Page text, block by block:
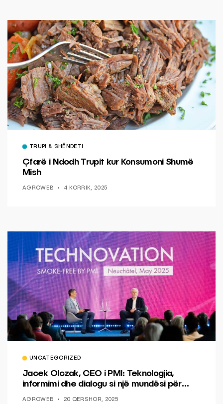
TRUPI & SHËNDETI
Çfarë i Ndodh Trupit kur Konsumoni Shumë
Mish
AGROWEB 4 KORRIK, 2025
UNCATEGORIZED
Jacek Olczak, CEO i PMI: Teknologjia,
informimi dhe dialogu si një mundësi për
AGROWEB 20 QERSHOR, 2025